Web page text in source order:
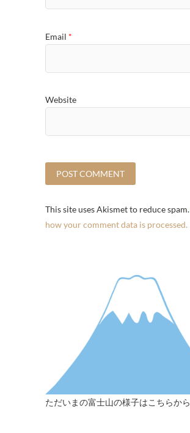
Email *
Website
This site uses Akismet to reduce spam.
how your comment data is processed.
ただいまの富士山の様子はこちらから